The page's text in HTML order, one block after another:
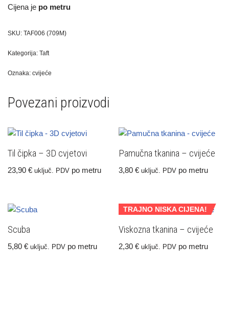
Cijena je po metru
SKU: TAF006 (709M)
Kategorija: Taft
Oznaka: cvijeće
Povezani proizvodi
Til čipka – 3D cvjetovi
23,90 € uključ. PDV po metru
Pamučna tkanina – cvijeće
3,80€ uključ. PDV po metru
Scuba
5,80 € uključ. PDV po metru
TRAJNO NISKA CIJENA!
Viskozna tkanina – cvijeće
2,30€ uključ. PDV po metru